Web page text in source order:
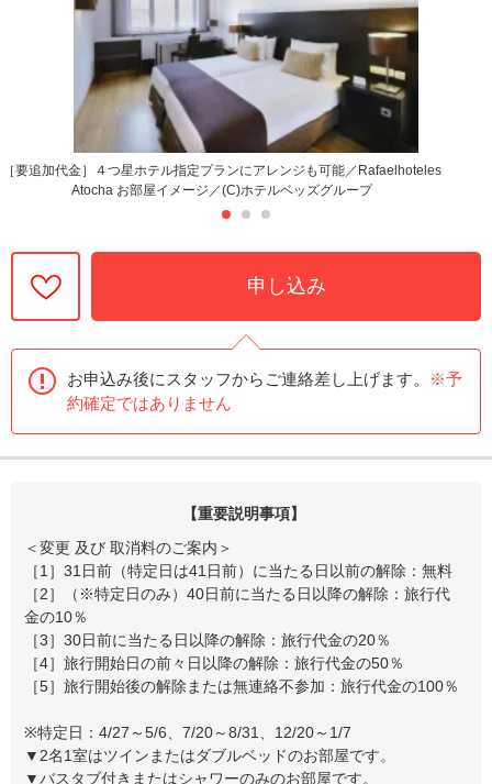
［要追加代金］４つ星ホテル指定プランにアレンジも可能／Rafaelhoteles
Atocha お部屋イメージ／(C)ホテルベッズグループ
申し込み
お申込み後にスタッフからご連絡差し上げます。
※予
約確定ではありません
【重要説明事項】
＜変更 及び 取消料のご案内＞
［1］31日前（特定日は41日前）に当たる日以前の解除：無料
［2］（※特定日のみ）40日前に当たる日以降の解除：旅行代
金の10％
［3］30日前に当たる日以降の解除：旅行代金の20％
［4］旅行開始日の前々日以降の解除：旅行代金の50％
［5］旅行開始後の解除または無連絡不参加：旅行代金の100％
※特定日：4/27～5/6、7/20～8/31、12/20～1/7
▼2名1室はツインまたはダブルベッドのお部屋です。
▼バスタブ付きまたはシャワーのみのお部屋です。